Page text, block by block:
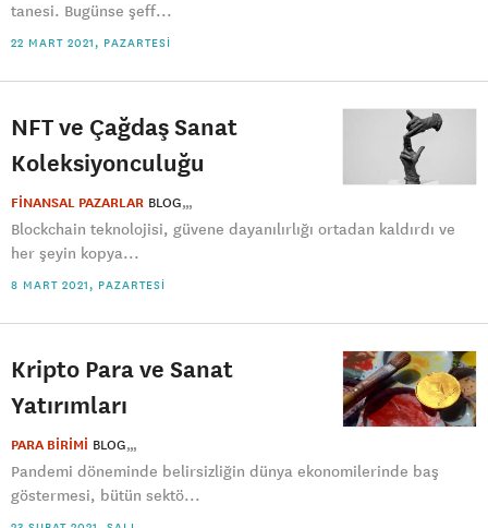
tanesi. Bugünse şeff...
22 MART 2021, PAZARTESI
NFT ve Çağdaş Sanat
Koleksiyonculuğu
FİNANSAL PAZARLAR BLOG
Blockchain teknolojisi, güvene dayanılırlığı ortadan kaldırdı ve
her şeyin kopya...
8 MART 2021, PAZARTESI
Kripto Para ve Sanat
Yatırımları
PARA BİRİMİ BLOG
Pandemi döneminde belirsizliğin dünya ekonomilerinde baş
göstermesi, bütün sektö...